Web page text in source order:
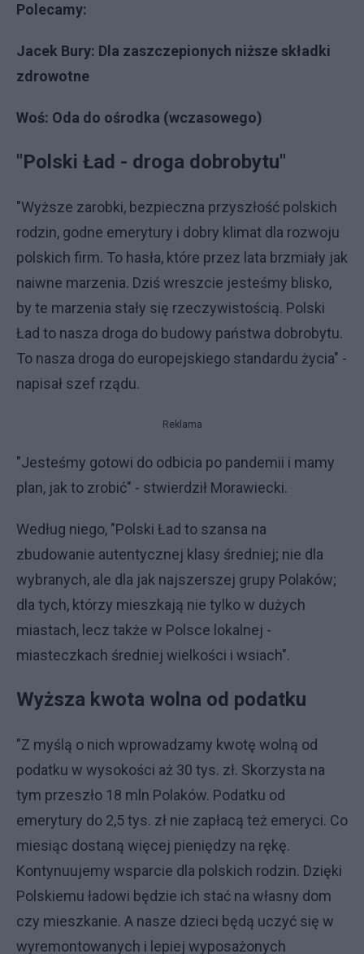
Polecamy:
Jacek Bury: Dla zaszczepionych niższe składki
zdrowotne
Woś: Oda do ośrodka (wczasowego)
"Polski Ład - droga dobrobytu"
"Wyższe zarobki, bezpieczna przyszłość polskich
rodzin, godne emerytury i dobry klimat dla rozwoju
polskich firm. To hasła, które przez lata brzmiały jak
naiwne marzenia. Dziś wreszcie jesteśmy blisko,
by te marzenia stały się rzeczywistością. Polski
Ład to nasza droga do budowy państwa dobrobytu.
To nasza droga do europejskiego standardu życia" -
napisał szef rządu.
Reklama
"Jesteśmy gotowi do odbicia po pandemii i mamy
plan, jak to zrobić" - stwierdził Morawiecki.
Według niego, "Polski Ład to szansa na
zbudowanie autentycznej klasy średniej; nie dla
wybranych, ale dla jak najszerszej grupy Polaków;
dla tych, którzy mieszkają nie tylko w dużych
miastach, lecz także w Polsce lokalnej -
miasteczkach średniej wielkości i wsiach".
Wyższa kwota wolna od podatku
"Z myślą o nich wprowadzamy kwotę wolną od
podatku w wysokości aż 30 tys. zł. Skorzysta na
tym przeszło 18 mln Polaków. Podatku od
emerytury do 2,5 tys. zł nie zapłacą też emeryci. Co
miesiąc dostaną więcej pieniędzy na rękę.
Kontynuujemy wsparcie dla polskich rodzin. Dzięki
Polskiemu ładowi będzie ich stać na własny dom
czy mieszkanie. A nasze dzieci będą uczyć się w
wyremontowanych i lepiej wyposażonych